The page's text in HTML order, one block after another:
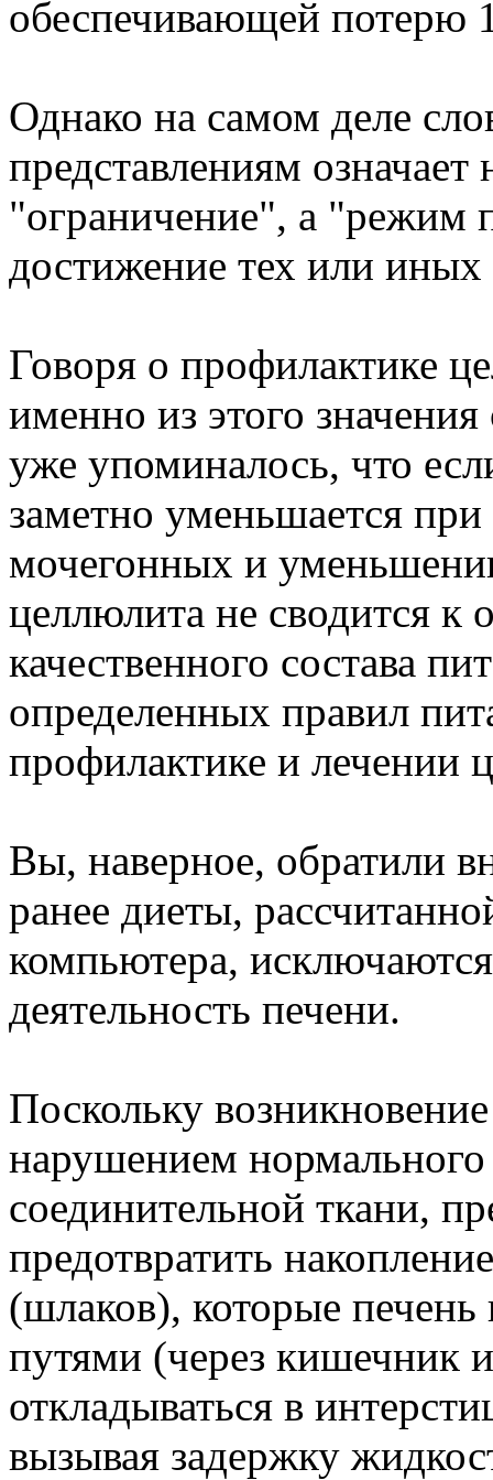
обеспечивающей потерю
Однако на самом деле
представлениям
"ограничение", а "режим
достижение тех или
Говоря о профилактике
именно из этого
уже упоминалось, что
заметно уменьшается
мочегонных и
целлюлита не сводится к
качественного состава
определенных правил
профилактике и лечении
Вы, наверное, обратили
ранее диеты,
компьютера,
деятельность печени.
Поскольку
нарушением
соединительной ткани,
предотвратить
(шлаков), которые
путями (через кишечник
откладываться в
вызывая задержку